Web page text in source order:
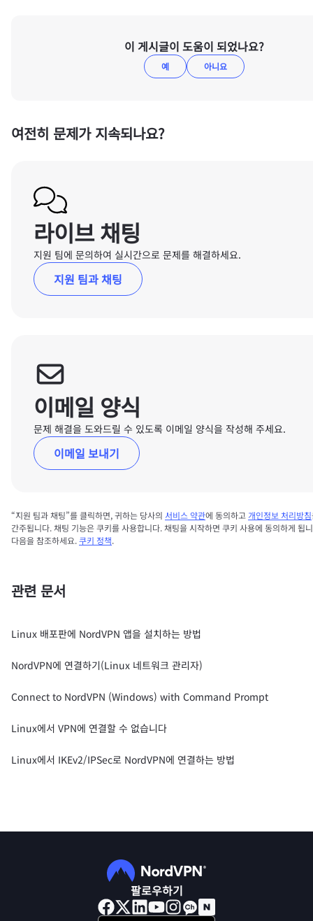
이 게시글이 도움이 되었나요?
예 아니요
여전히 문제가 지속되나요?
라이브 채팅
지원 팀에 문의하여 실시간으로 문제를 해결하세요.
지원 팀과 채팅
이메일 양식
문제 해결을 도와드릴 수 있도록 이메일 양식을 작성해 주세요.
이메일 보내기
“지원 팀과 채팅”를 클릭하면, 귀하는 당사의 서비스 약관에 동의하고 개인정보 처리방침
간주됩니다. 채팅 기능은 쿠키를 사용합니다. 채팅을 시작하면 쿠키 사용에 동의하게 됩
다음을 참조하세요.쿠키 정책.
관련 문서
Linux 배포판에 NordVPN 앱을 설치하는 방법
NordVPN에 연결하기(Linux 네트워크 관리자)
Connect to NordVPN (Windows) with Command Prompt
Linux에서 VPN에 연결할 수 없습니다
Linux에서 IKEv2/IPSec로 NordVPN에 연결하는 방법
팔로우하기